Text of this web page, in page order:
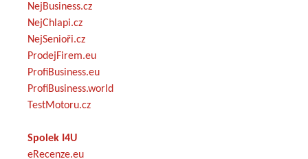
NejBusiness.cz
NejChlapi.cz
NejSenioři.cz
ProdejFirem.eu
ProfiBusiness.eu
ProfiBusiness.world
TestMotoru.cz
Spolek I4U
eRecenze.eu